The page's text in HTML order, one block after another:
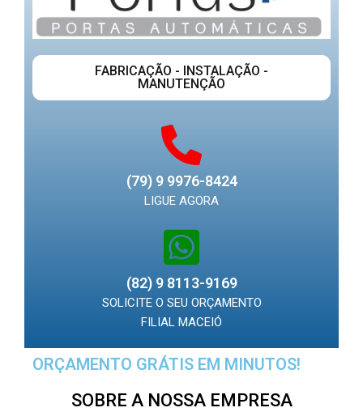
FABRICAÇÃO - INSTALAÇÃO -
MANUTENÇÃO
(79) 9 9976-8424
LIGUE AGORA
(82) 9 8113-9169
SOLICITE O SEU ORÇAMENTO
FILIAL MACEIÓ
ORÇAMENTO GRÁTIS EM MINUTOS!
SOBRE A NOSSA EMPRESA